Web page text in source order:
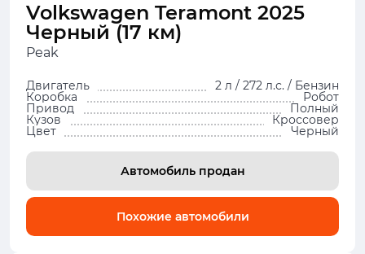
Volkswagen Teramont 2025
Черный (17 км)
Peak
Двигатель 2 л / 272 л.с. / Бензин
Коробка Робот
Привод Полный
Кузов Кроссовер
Цвет Черный
Автомобиль продан
Похожие автомобили